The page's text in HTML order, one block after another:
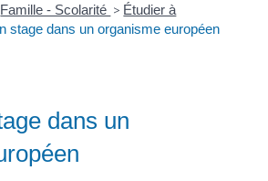
Famille - Scolarité > Étudier à
stage dans un organisme européen
dans un